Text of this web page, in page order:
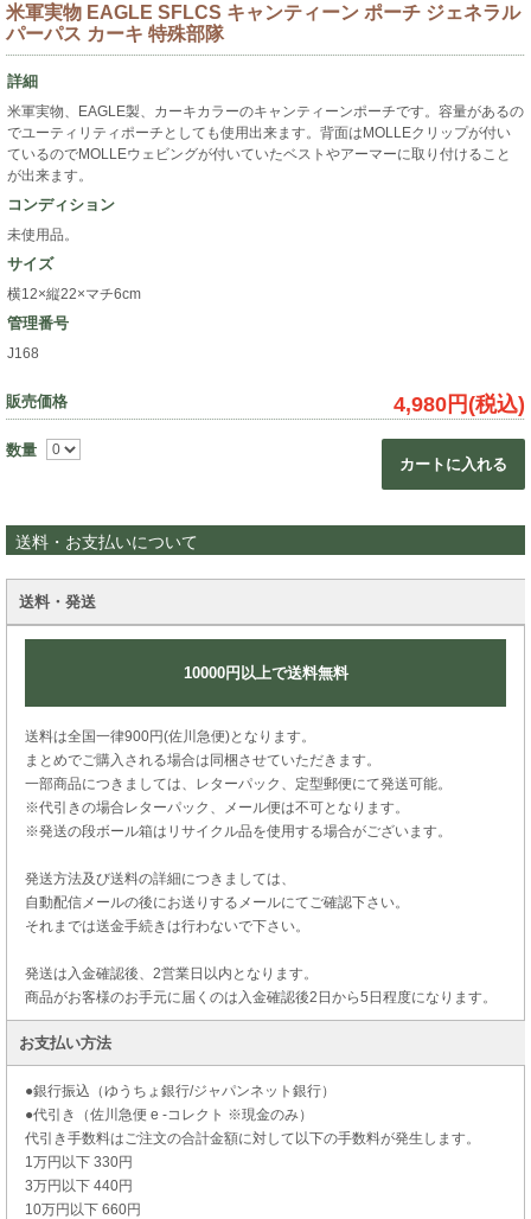
米軍実物 EAGLE SFLCS キャンティーン ポーチ ジェネラル
パーパス カーキ 特殊部隊
詳細
米軍実物、EAGLE製、カーキカラーのキャンティーンポーチです。容量があるの
でユーティリティポーチとしても使用出来ます。背面はMOLLEクリップが付い
ているのでMOLLEウェビングが付いていたベストやアーマーに取り付けること
が出来ます。
コンディション
未使用品。
サイズ
横12×縦22×マチ6cm
管理番号
J168
販売価格 4,980円(税込)
数量
カートに入れる
送料・お支払いについて
送料・発送
10000円以上で送料無料
送料は全国一律900円(佐川急便)となります。
まとめでご購入される場合は同梱させていただきます。
一部商品につきましては、レターパック、定型郵便にて発送可能。
※代引きの場合レターパック、メール便は不可となります。
※発送の段ボール箱はリサイクル品を使用する場合がございます。
発送方法及び送料の詳細につきましては、
自動配信メールの後にお送りするメールにてご確認下さい。
それまでは送金手続きは行わないで下さい。
発送は入金確認後、2営業日以内となります。
商品がお客様のお手元に届くのは入金確認後2日から5日程度になります。
お支払い方法
●銀行振込（ゆうちょ銀行/ジャパンネット銀行）
●代引き（佐川急便 e -コレクト ※現金のみ）
代引き手数料はご注文の合計金額に対して以下の手数料が発生します。
1万円以下 330円
3万円以下 440円
10万円以下 660円